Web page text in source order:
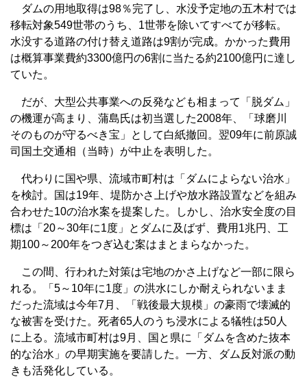
ダムの用地取得は98％完了し、水没予定地の五木村では
移転対象549世帯のうち、1世帯を除いてすべてが移転。
水没する道路の付け替え道路は9割が完成。かかった費用
は概算事業費約3300億円の6割に当たる約2100億円に達し
ていた。
だが、大型公共事業への反発なども相まって「脱ダム」
の機運が高まり、蒲島氏は初当選した2008年、「球磨川
そのものが守るべき宝」として白紙撤回。翌09年に前原誠
司国土交通相（当時）が中止を表明した。
代わりに国や県、流域市町村は「ダムによらない治水」
を検討。国は19年、堤防かさ上げや放水路設置などを組み
合わせた10の治水案を提案した。しかし、治水安全度の目
標は「20～30年に1度」とダムに及ばず、費用1兆円、工
期100～200年をつぎ込む案はまとまらなかった。
この間、行われた対策は宅地のかさ上げなど一部に限ら
れる。「5～10年に1度」の洪水にしか耐えられないまま
だった流域は今年7月、「戦後最大規模」の豪雨で壊滅的
な被害を受けた。死者65人のうち浸水による犠牲は50人
に上る。流域市町村は9月、国と県に「ダムを含めた抜本
的な治水」の早期実施を要請した。一方、ダム反対派の動
きも活発化している。